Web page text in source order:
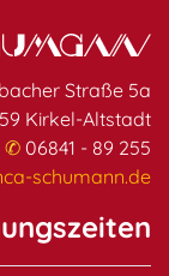
Straße 5a
Kirkel-Altstadt
✆ 06841 - 89 255
schumann.de